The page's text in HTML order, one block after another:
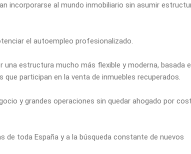
incorporarse al mundo inmobiliario sin asumir
el autoempleo profesionalizado.
estructura mucho más flexible y moderna, basada
participan en la venta de inmuebles recuperados.
y grandes operaciones sin quedar ahogado por
de toda España y a la búsqueda constante de nuevos